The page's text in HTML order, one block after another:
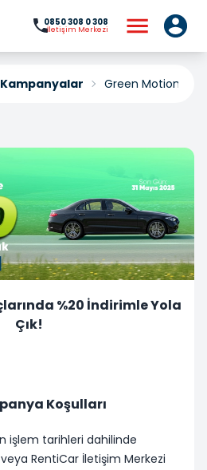
0850 308 0 308
İletişim Merkezi
Kampanyalar Green Motion
%20 İndirimle Yola
Çık!
Koşulları
işlem tarihleri dahilinde
RentiCar İletişim Merkezi